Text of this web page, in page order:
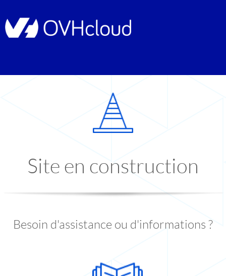
Site en construction
Besoin d'assistance ou d'informations ?